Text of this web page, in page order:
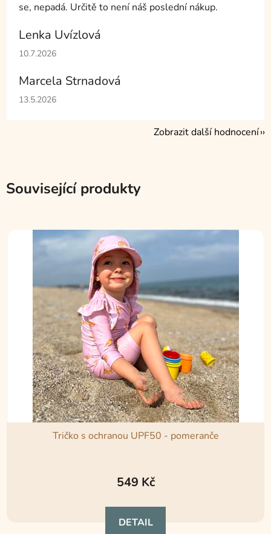
se, nepadá. Určitě to není náš poslední nákup.
Lenka Uvízlová
Hodnocení obchodu je 5 z 5 hvězdiček.
10.7.2026
Marcela Strnadová
Hodnocení obchodu je 5 z 5 hvězdiček.
13.5.2026
Zobrazit další hodnocení
Související produkty
Tričko s ochranou UPF50 - pomeranče
hodnocení
je
5,0
549 Kč
DETAIL